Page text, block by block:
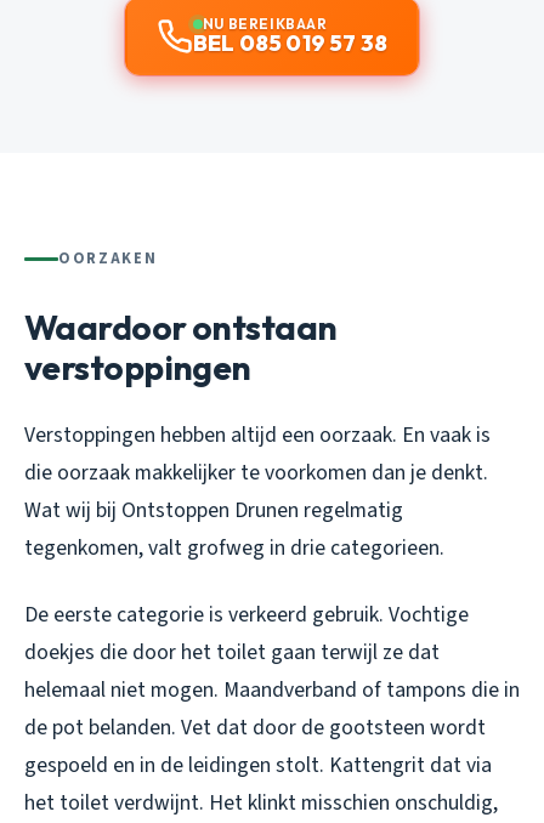
NU BEREIKBAAR
BEL 085 019 57 38
OORZAKEN
Waardoor ontstaan
verstoppingen
Verstoppingen hebben altijd een oorzaak. En vaak is
die oorzaak makkelijker te voorkomen dan je denkt.
Wat wij bij Ontstoppen Drunen regelmatig
tegenkomen, valt grofweg in drie categorieen.
De eerste categorie is verkeerd gebruik. Vochtige
doekjes die door het toilet gaan terwijl ze dat
helemaal niet mogen. Maandverband of tampons die in
de pot belanden. Vet dat door de gootsteen wordt
gespoeld en in de leidingen stolt. Kattengrit dat via
het toilet verdwijnt. Het klinkt misschien onschuldig,